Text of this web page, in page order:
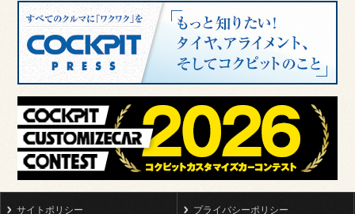
サイトポリシー プライバシーポリシー